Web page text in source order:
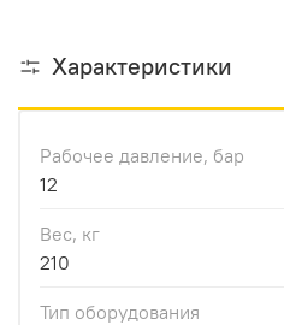
Характеристики
Рабочее давление, бар
12
Вес, кг
210
Тип оборудования